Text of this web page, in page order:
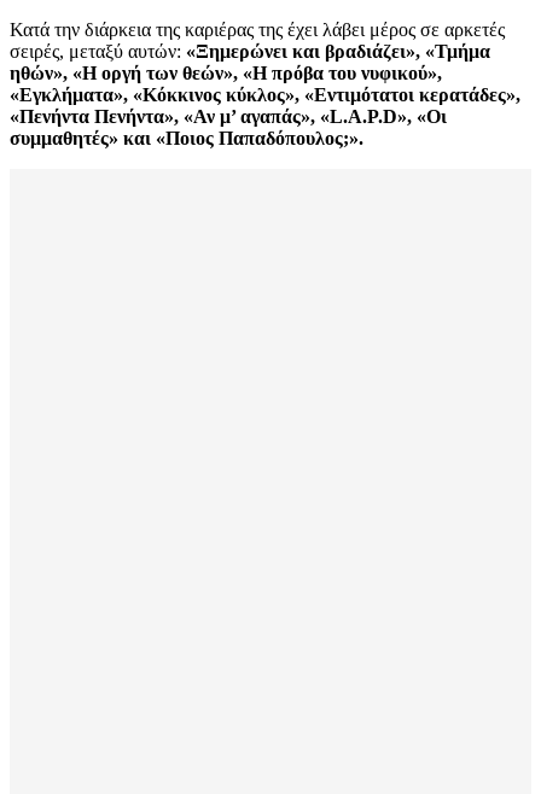
Κατά την διάρκεια της καριέρας της έχει λάβει μέρος σε αρκετές
σειρές, μεταξύ αυτών: «Ξημερώνει και βραδιάζει», «Τμήμα
ηθών», «Η οργή των θεών», «Η πρόβα του νυφικού»,
«Εγκλήματα», «Κόκκινος κύκλος», «Εντιμότατοι κερατάδες»,
«Πενήντα Πενήντα», «Αν μ’ αγαπάς», «L.A.P.D», «Οι
συμμαθητές» και «Ποιος Παπαδόπουλος;».